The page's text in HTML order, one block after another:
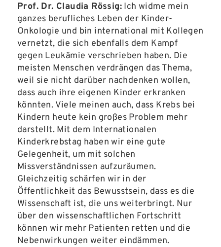
Prof. Dr. Claudia Rössig: Ich widme mein
ganzes berufliches Leben der Kinder-
Onkologie und bin international mit Kollegen
vernetzt, die sich ebenfalls dem Kampf
gegen Leukämie verschrieben haben. Die
meisten Menschen verdrängen das Thema,
weil sie nicht darüber nachdenken wollen,
dass auch ihre eigenen Kinder erkranken
könnten. Viele meinen auch, dass Krebs bei
Kindern heute kein großes Problem mehr
darstellt. Mit dem Internationalen
Kinderkrebstag haben wir eine gute
Gelegenheit, um mit solchen
Missverständnissen aufzuräumen.
Gleichzeitig schärfen wir in der
Öffentlichkeit das Bewusstsein, dass es die
Wissenschaft ist, die uns weiterbringt. Nur
über den wissenschaftlichen Fortschritt
können wir mehr Patienten retten und die
Nebenwirkungen weiter eindämmen.